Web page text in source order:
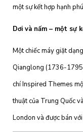
một sự kết hợp hạnh
Dơi và nấm – một sự
Một chiếc máy giặt
Qianglong (1736-
chí Inspired Themes
thuật của Trung Quốc
London và được bán